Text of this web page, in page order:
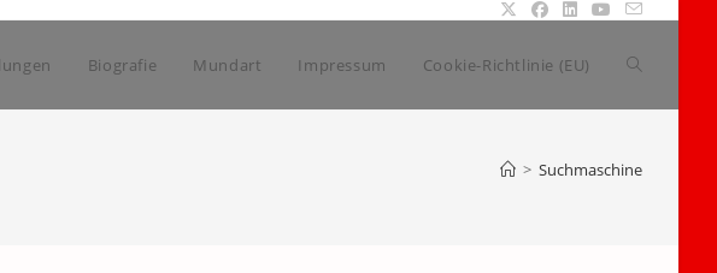
Biografie Mundart Impressum Cookie-Richtlinie (EU) Website-
> Suchmaschine